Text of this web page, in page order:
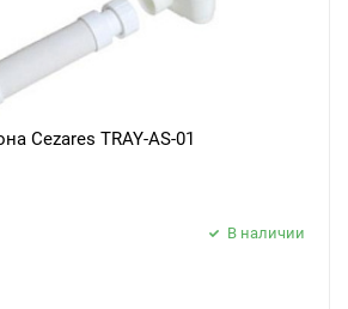
Cezares TRAY-AS-01
В наличии